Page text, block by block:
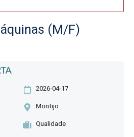
(M/F)
2026-04-17
Montijo
Qualidade